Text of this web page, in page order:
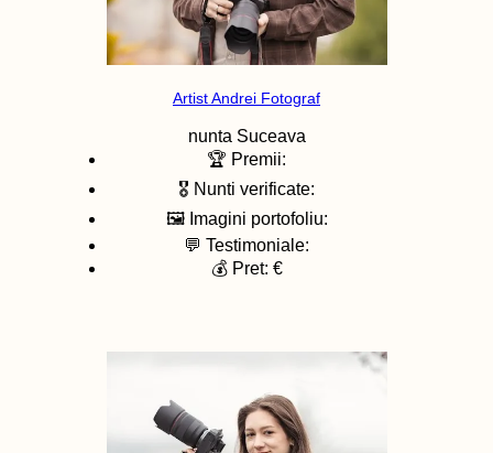
Artist Andrei Fotograf
nunta Suceava
🏆 Premii:
🎖️ Nunti verificate:
🖼️ Imagini portofoliu:
💬 Testimoniale:
💰 Pret: €